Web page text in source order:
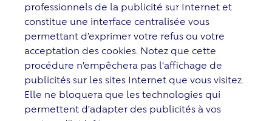
professionnels de la publicité sur Internet et
constitue une interface centralisée vous
permettant d’exprimer votre refus ou votre
acceptation des cookies. Notez que cette
procédure n’empêchera pas l’affichage de
publicités sur les sites Internet que vous visitez.
Elle ne bloquera que les technologies qui
permettent d’adapter des publicités à vos